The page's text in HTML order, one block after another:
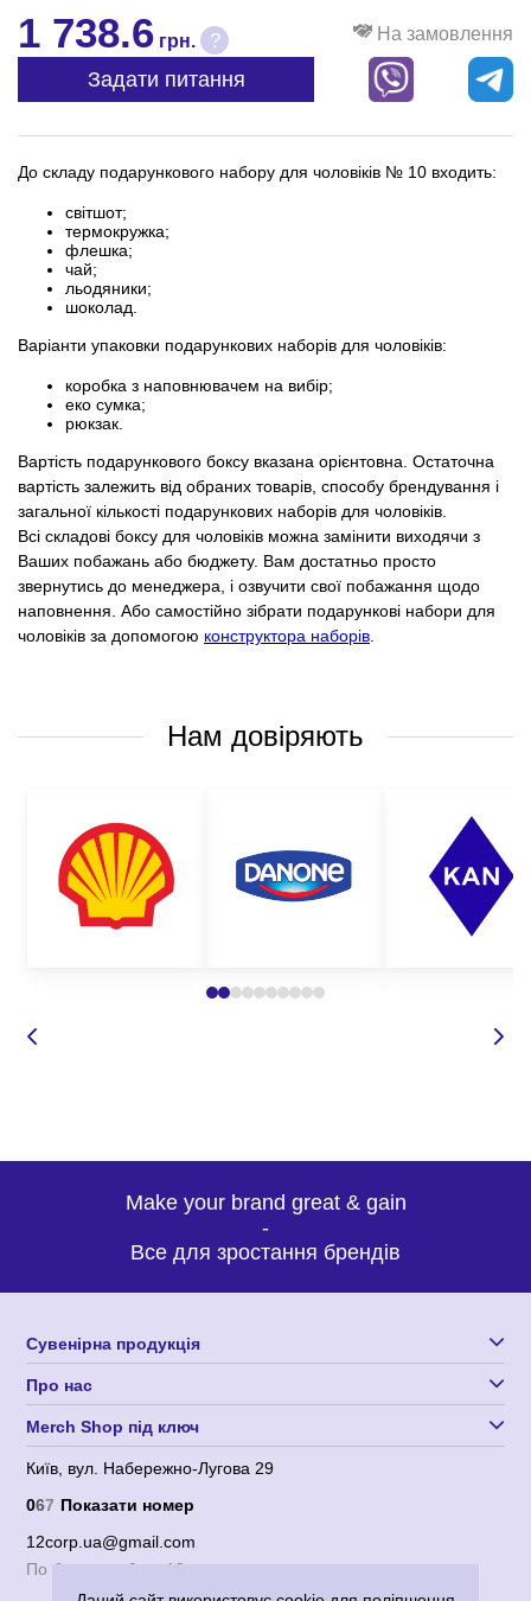
1 738.6 грн. ? На замовлення
Задати питання
До складу подарункового набору для чоловіків № 10 входить:
світшот;
термокружка;
флешка;
чай;
льодяники;
шоколад.
Варіанти упаковки подарункових наборів для чоловіків:
коробка з наповнювачем на вибір;
еко сумка;
рюкзак.
Вартість подарункового боксу вказана орієнтовна. Остаточна
вартість залежить від обраних товарів, способу брендування і
загальної кількості подарункових наборів для чоловіків.
Всі складові боксу для чоловіків можна замінити виходячи з
Ваших побажань або бюджету. Вам достатньо просто
звернутись до менеджера, і озвучити свої побажання щодо
наповнення. Або самостійно зібрати подарункові набори для
чоловіків за допомогою конструктора наборів
Нам довіряють
Make your brand great & gain
-
Все для зростання брендів
Сувенірна продукція
Про нас
Merch Shop під ключ
Київ, вул. Набережно-Лугова 29
067 Показати номер
12corp.ua@gmail.com
По будням с 9 до 18